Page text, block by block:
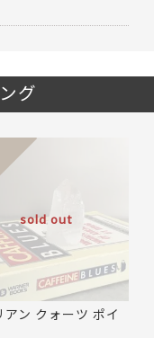
グ
sold out
アン クォーツ ポイ